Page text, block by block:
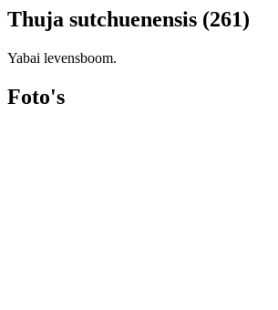
Thuja sutchuenensis (261)
Yabai levensboom.
Foto's